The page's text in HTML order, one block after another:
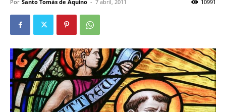
Por Santo Tomás de Aquino - 7 abril, 2011 10991